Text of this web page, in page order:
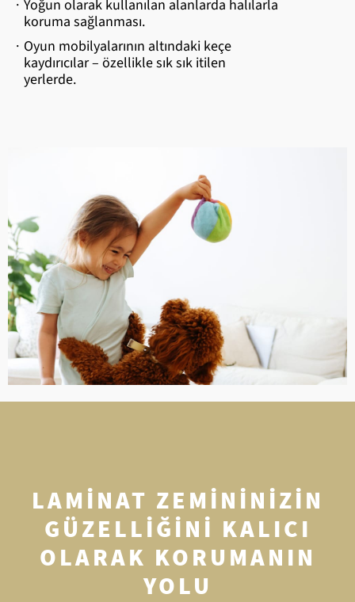
· Yoğun olarak kullanılan alanlarda halılarla
koruma sağlanması.
· Oyun mobilyalarının altındaki keçe
kaydırıcılar – özellikle sık sık itilen
yerlerde.
LAMINAT ZEMININIZIN
GÜZELLIĞINI KALICI
OLARAK KORUMANIN
YOLU